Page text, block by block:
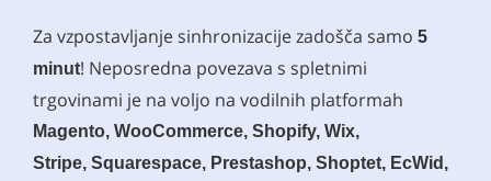
Za vzpostavljanje sinhronizacije zadošča samo 5
minut! Neposredna povezava s spletnimi
trgovinami je na voljo na vodilnih platformah
Magento, WooCommerce, Shopify, Wix,
Stripe, Squarespace, Prestashop, Shoptet, EcWid,